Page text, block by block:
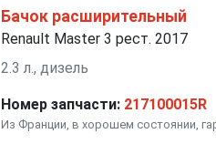
Бачок расширительный
Renault Master 3 рест. 2017
2.3 л., дизель
Номер запчасти: 217100015R
Из Франции, в хорошем состоянии,